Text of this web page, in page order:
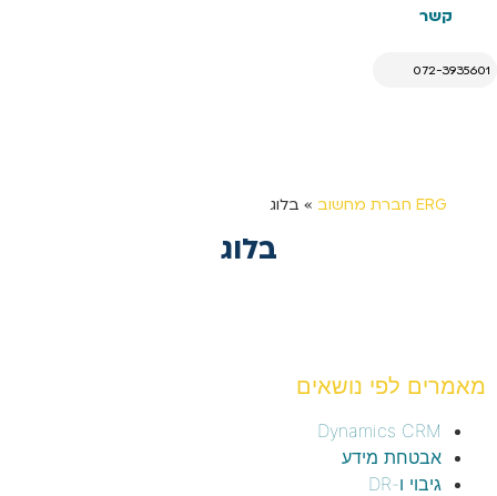
קשר
072-3935601
ERG חברת מחשוב » בלוג
בלוג
מאמרים לפי נושאים
Dynamics CRM
אבטחת מידע
גיבוי ו-DR